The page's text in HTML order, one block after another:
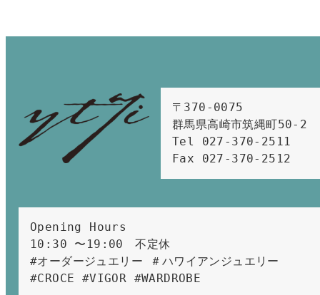
〒370-0075
群馬県高崎市筑縄町50-2
Tel 027-370-2511
Fax 027-370-2512
Opening Hours
10:30 〜19:00　不定休
#オーダージュエリー ＃ハワイアンジュエリー
#CROCE #VIGOR #WARDROBE